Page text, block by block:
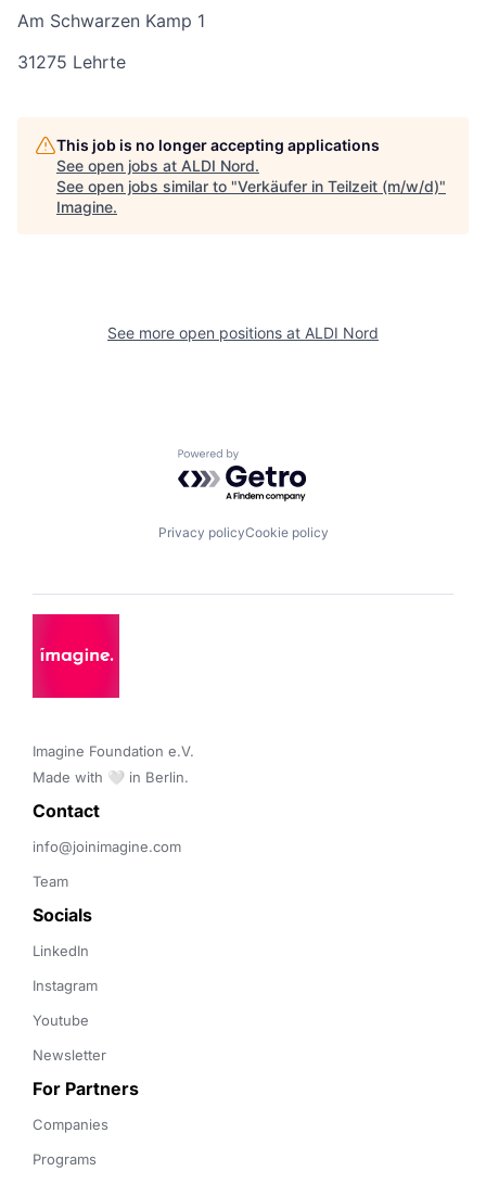
Am Schwarzen Kamp 1
31275 Lehrte
This job is no longer accepting applications
See open jobs at ALDI Nord.
See open jobs similar to "Verkäufer in Teilzeit (m/w/d)"
Imagine.
See more open positions at ALDI Nord
Powered by Getro.com
Privacy policyCookie policy
Imagine Foundation e.V.
Made with 🤍 in Berlin.
Contact
info@joinimagine.com
Team
Socials
LinkedIn
Instagram
Youtube
Newsletter
For Partners
Companies
Programs